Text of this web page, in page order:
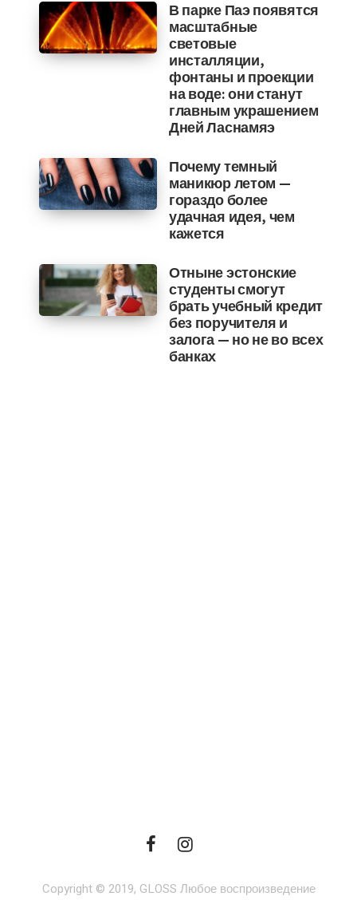
В парке Паэ появятся
масштабные
световые
инсталляции,
фонтаны и проекции
на воде: они станут
главным украшением
Дней Ласнамяэ
Почему темный
маникюр летом —
гораздо более
удачная идея, чем
кажется
Отныне эстонские
студенты смогут
брать учебный кредит
без поручителя и
залога — но не во всех
банках
Copyright © 2019, GLOSS Любое воспроизведение